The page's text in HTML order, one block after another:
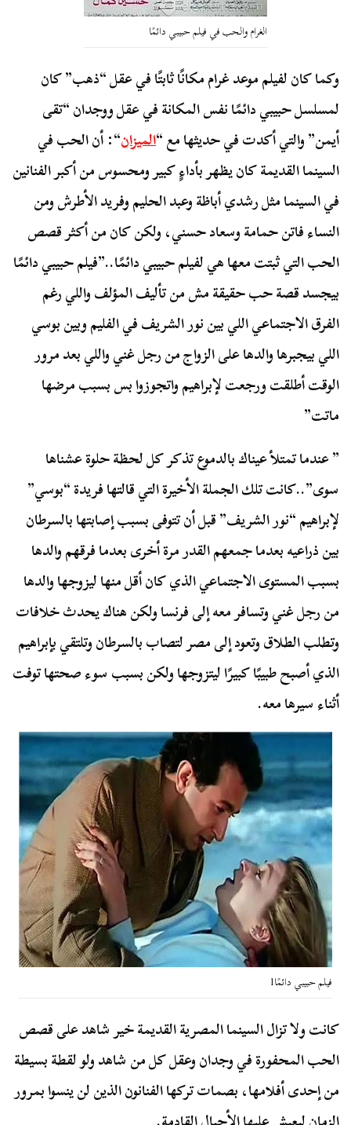
الغرام والحب في فيلم حبيبي دائمًا
وكما كان لفيلم موعد غرام مكانًا ثابتًا في عقل “ذهب” كان
لمسلسل حبيبي دائمًا نفس المكانة في عقل ووجدان “تقى
أيمن” والتي أكدت في حديثها مع “الميزان“: أن الحب في
السينما القديمة كان يظهر بأداءٍ كبير ومحسوس من أكبر الفنانين
في السينما مثل رشدي أباظة وعبد الحليم وفريد الأطرش ومن
النساء فاتن حمامة وسعاد حسني، ولكن كان من أكثر قصص
الحب التي ثبتت معها هي لفيلم حبيبي دائمًا..”فيلم حبيبي دائمًا
بيجسد قصة حب حقيقة مش من تأليف المؤلف واللي رغم
الفرق الاجتماعي اللي بين نور الشريف في الفليم وبين بوسي
اللي بيجبرها والدها على الزواج من رجل غني واللي بعد مرور
الوقت أطلقت ورجعت لإبراهيم واتجوزوا بس بسبب مرضها
ماتت”
” عندما تمتلأ عيناك بالدموع تذكر كل لحظة حلوة عشناها
سوى”..كانت تلك الجملة الأخيرة التي قالتها فريدة “بوسي”
لإبراهيم “نور الشريف” قبل أن تتوفى بسبب إصابتها بالسرطان
بين ذراعيه بعدما جمعهم القدر مرة أخرى بعدما فرقهم والدها
بسبب المستوى الاجتماعي الذي كان أقل منها ليزوجها والدها
من رجل غني وتسافر معه إلى فرنسا ولكن هناك يحدث خلافات
وتطلب الطلاق وتعود إلى مصر لتصاب بالسرطان وتلتقي بإبراهيم
الذي أصبح طبيبًا كبيرًا ليتزوجها ولكن بسبب سوء صحتها توفت
أثناء سيرها معه.
فيلم حبيبي دائمًا1
كانت ولا تزال السينما المصرية القديمة خير شاهد على قصص
الحب المحفورة في وجدان وعقل كل من شاهد ولو لقطة بسيطة
من إحدى أفلامها، بصمات تركها الفنانون الذين لن ينسوا بمرور